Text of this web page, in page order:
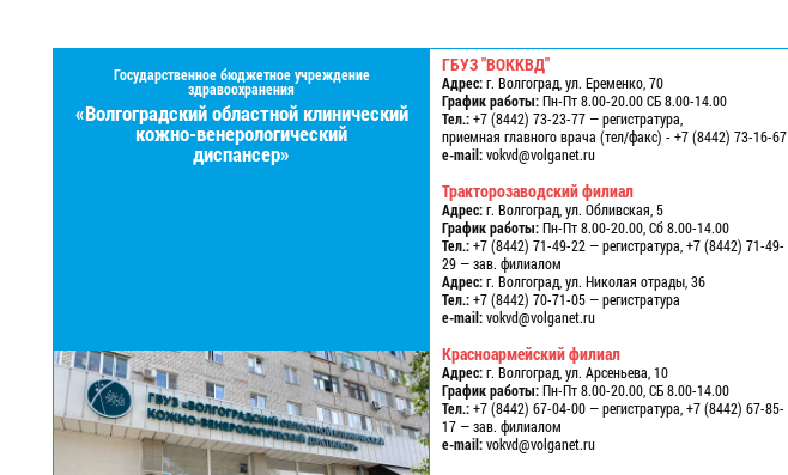
Государственное бюджетное учреждение
здравоохранения
«Волгоградский областной клинический
кожно-венерологический
диспансер»
ГБУЗ "ВОККВД"
Адрес:г. Волгоград, ул. Еременко, 70
График работы:Пн-Пт 8.00-20.00 СБ 8.00-14.00
Тел.:+7 (8442) 73-23-77 — регистратура,
приемная главного врача (тел/факс) - +7 (8442) 73-16-67
e-mail:vokvd@volganet.ru
Тракторозаводский филиал
Адрес:г. Волгоград, ул. Обливская, 5
График работы:Пн-Пт 8.00-20.00, Сб 8.00-14.00
Тел.:+7 (8442) 71-49-22 — регистратура, +7 (8442) 71-49-
29 — зав. филиалом
Адрес:г. Волгоград, ул. Николая отрады, 36
Тел.:+7 (8442) 70-71-05 — регистратура
e-mail:vokvd@volganet.ru
Красноармейский филиал
Адрес:г. Волгоград, ул. Арсеньева, 10
График работы:Пн-Пт 8.00-20.00, СБ 8.00-14.00
Тел.:+7 (8442) 67-04-00 — регистратура, +7 (8442) 67-85-
17 — зав. филиалом
e-mail:vokvd@volganet.ru